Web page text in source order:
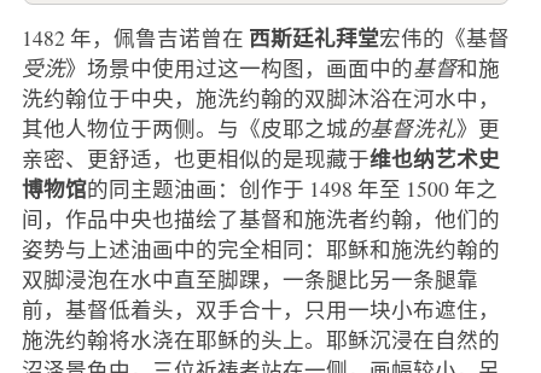
1482 年，佩鲁吉诺曾在 西斯廷礼拜堂宏伟的《基督
受洗》场景中使用过这一构图，画面中的基督和施
洗约翰位于中央，施洗约翰的双脚沐浴在河水中，
其他人物位于两侧。与《皮耶之城的基督洗礼》更
亲密、更舒适，也更相似的是现藏于维也纳艺术史
博物馆的同主题油画：创作于 1498 年至 1500 年之
间，作品中央也描绘了基督和施洗者约翰，他们的
姿势与上述油画中的完全相同：耶稣和施洗约翰的
双脚浸泡在水中直至脚踝，一条腿比另一条腿靠
前，基督低着头，双手合十，只用一块小布遮住，
施洗约翰将水浇在耶稣的头上。耶稣沉浸在自然的